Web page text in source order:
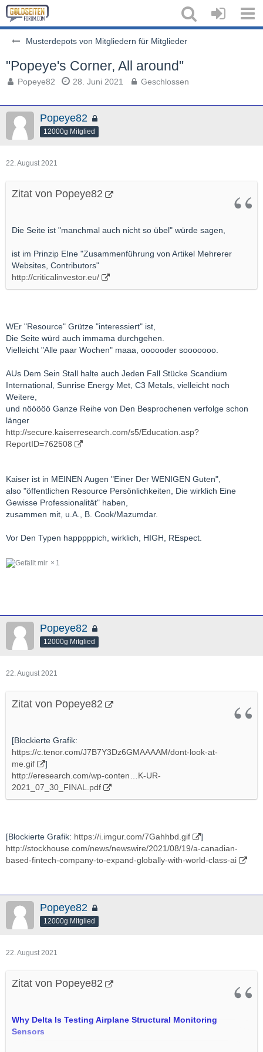
Musterdepots von Mitgliedern für Mitglieder
"Popeye's Corner, All around"
Popeye82 28. Juni 2021 Geschlossen
Popeye82
12000g Mitglied
22. August 2021
Zitat von Popeye82
Die Seite ist "manchmal auch nicht so übel" würde sagen,
ist im Prinzip EIne "Zusammenführung von Artikel Mehrerer
Websites, Contributors"
http://criticalinvestor.eu/
WEr "Resource" Grütze "interessiert" ist,
Die Seite würd auch immama durchgehen.
Vielleicht "Alle paar Wochen" maaa, oooooder sooooooo.
AUs Dem Sein Stall halte auch Jeden Fall Stücke Scandium
International, Sunrise Energy Met, C3 Metals, vielleicht noch
Weitere,
und nööööö Ganze Reihe von Den Besprochenen verfolge schon
länger
http://secure.kaiserresearch.com/s5/Education.asp?
ReportID=762508
Kaiser ist in MEINEN Augen "Einer Der WENIGEN Guten",
also "öffentlichen Resource Persönlichkeiten, Die wirklich Eine
Gewisse Professionalität" haben,
zusammen mit, u.A., B. Cook/Mazumdar.
Vor Den Typen happpppich, wirklich, HIGH, REspect.
1
Popeye82
12000g Mitglied
22. August 2021
Zitat von Popeye82
[Blockierte Grafik:
https://c.tenor.com/J7B7Y3Dz6GMAAAAM/dont-look-at-
me.gif
]
http://eresearch.com/wp-conten…K-UR-
2021_07_30_FINAL.pdf
[Blockierte Grafik: https://i.imgur.com/7Gahhbd.gif
]
http://stockhouse.com/news/newswire/2021/08/19/a-canadian-
based-fintech-company-to-expand-globally-with-world-class-ai
Popeye82
12000g Mitglied
22. August 2021
Zitat von Popeye82
Why Delta Is Testing Airplane Structural Monitoring
Sensors